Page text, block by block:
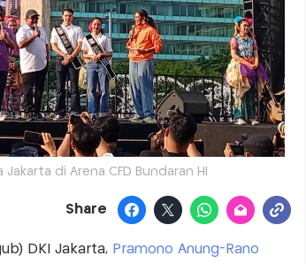
di Arena CFD Bundaran HI
Share
DKI Jakarta, Pramono Anung-Rano